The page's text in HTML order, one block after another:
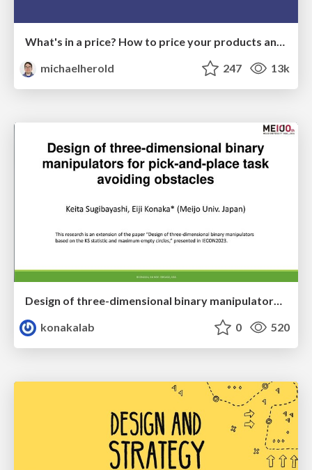
What's in a price? How to price your products and services
michaelherold
247 13k
Design of three-dimensional binary manipulators for pick-and-place task avoiding obstacles (IECON2024)
konakalab
0 520